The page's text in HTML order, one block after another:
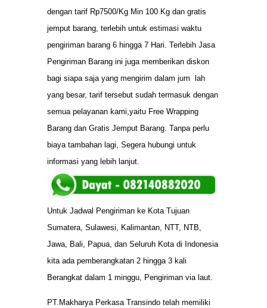
dengan tarif Rp7500/Kg Min 100 Kg dan gratis
jemput barang, terlebih untuk estimasi waktu
pengiriman barang 6 hingga 7 Hari. Terlebih Jasa
Pengiriman Barang ini juga memberikan diskon
bagi siapa saja yang mengirim dalam jum lah
yang besar, tarif tersebut sudah termasuk dengan
semua pelayanan kami,yaitu Free Wrapping
Barang dan Gratis Jemput Barang. Tanpa perlu
biaya tambahan lagi, Segera hubungi untuk
informasi yang lebih lanjut.
Untuk Jadwal Pengiriman ke Kota Tujuan
Sumatera, Sulawesi, Kalimantan, NTT, NTB,
Jawa, Bali, Papua, dan Seluruh Kota di Indonesia
kita ada pemberangkatan 2 hingga 3 kali
Berangkat dalam 1 minggu, Pengiriman via laut.
PT.Makharya Perkasa Transindo telah memiliki